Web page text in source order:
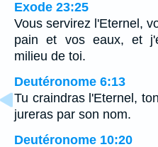
Exode 23:25
Vous servirez l'Eternel,
pain et vos eaux, et
milieu de toi.
Deutéronome 6:13
Tu craindras l'Eternel,
jureras par son nom.
Deutéronome 10:20